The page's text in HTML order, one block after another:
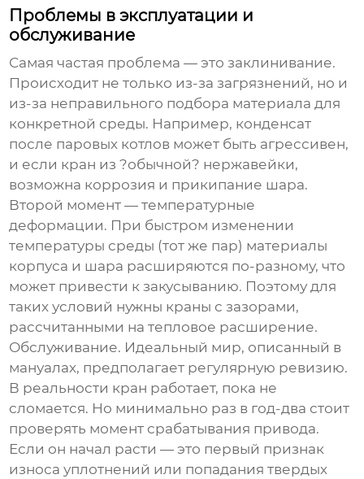
Проблемы в эксплуатации и
обслуживание
Самая частая проблема — это заклинивание.
Происходит не только из-за загрязнений, но и
из-за неправильного подбора материала для
конкретной среды. Например, конденсат
после паровых котлов может быть агрессивен,
и если кран из ?обычной? нержавейки,
возможна коррозия и прикипание шара.
Второй момент — температурные
деформации. При быстром изменении
температуры среды (тот же пар) материалы
корпуса и шара расширяются по-разному, что
может привести к закусыванию. Поэтому для
таких условий нужны краны с зазорами,
рассчитанными на тепловое расширение.
Обслуживание. Идеальный мир, описанный в
мануалах, предполагает регулярную ревизию.
В реальности кран работает, пока не
сломается. Но минимально раз в год-два стоит
проверять момент срабатывания привода.
Если он начал расти — это первый признак
износа уплотнений или попадания твердых